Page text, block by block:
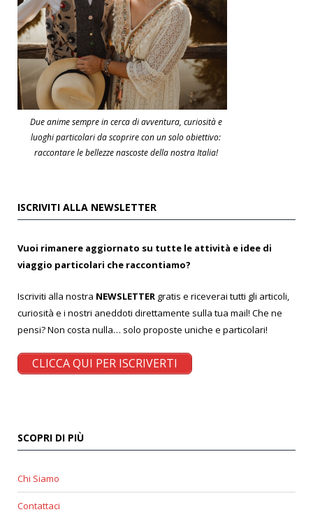
Due anime sempre in cerca di avventura, curiosità e
luoghi particolari da scoprire con un solo obiettivo:
raccontare le bellezze nascoste della nostra Italia!
ISCRIVITI ALLA NEWSLETTER
Vuoi rimanere aggiornato su tutte le attività e idee di
viaggio particolari che raccontiamo?
Iscriviti alla nostra NEWSLETTER gratis e riceverai tutti gli articoli,
curiosità e i nostri aneddoti direttamente sulla tua mail! Che ne
pensi? Non costa nulla… solo proposte uniche e particolari!
CLICCA QUI PER ISCRIVERTI
SCOPRI DI PIÙ
Chi Siamo
Contattaci